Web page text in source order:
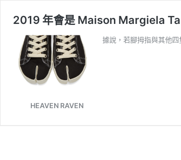
2019 年會是 Maison Margiela
據說，若腳拇指與其他
HEAVEN RAVEN